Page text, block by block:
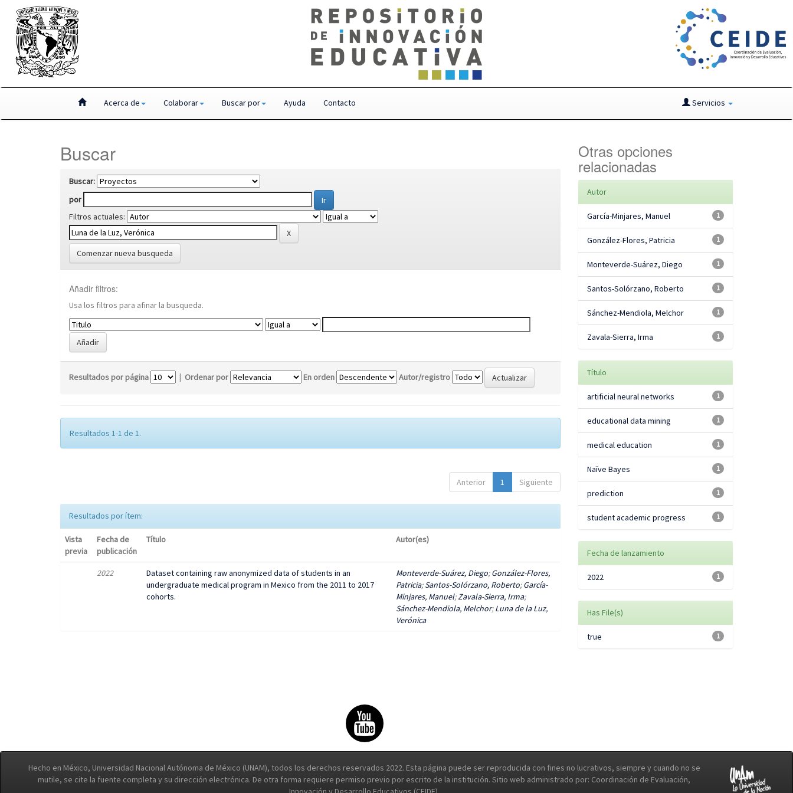
Acerca de Colaborar Buscar por Ayuda Contacto Servicios
Buscar
Buscar:
por
Filtros actuales:
Comenzar nueva busqueda
Añadir filtros:
Usa los filtros para afinar la busqueda.
Resultados por página | Ordenar por En orden Autor/registro
Resultados 1-1 de 1.
Anterior 1 Siguiente
Resultados por ítem:
Vista
previa
Fecha de
publicación
Título Autor(es)
2022
Dataset containing raw anonymized data of students in an
undergraduate medical program in Mexico from the 2011 to 2017
cohorts.
Monteverde-Suárez, Diego;González-Flores,
Patricia;Santos-Solórzano, Roberto;García-
Minjares, Manuel;Zavala-Sierra, Irma;
Sánchez-Mendiola, Melchor;Luna de la Luz,
Verónica
Otras opciones
relacionadas
Autor
1
García-Minjares, Manuel
1
González-Flores, Patricia
1
Monteverde-Suárez, Diego
1
Santos-Solórzano, Roberto
1
Sánchez-Mendiola, Melchor
1
Zavala-Sierra, Irma
Título
1
artificial neural networks
1
educational data mining
1
medical education
1
Naïve Bayes
1
prediction
1
student academic progress
Fecha de lanzamiento
1
2022
Has File(s)
1
true
Hecho en México, Universidad Nacional Autónoma de México (UNAM), todos los derechos reservados 2022. Esta página puede ser reproducida con fines no lucrativos, siempre y cuando no se
mutile, se cite la fuente completa y su dirección electrónica. De otra forma requiere permiso previo por escrito de la institución. Sitio web administrado por: Coordinación de Evaluación,